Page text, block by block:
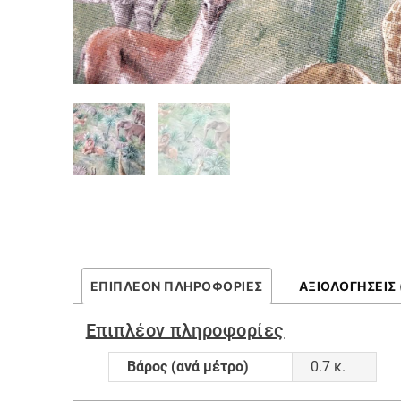
ΕΠΙΠΛΈΟΝ ΠΛΗΡΟΦΟΡΊΕΣ ΑΞΙΟΛΟΓΉΣΕΙΣ
Επιπλέον πληροφορίες
Βάρος (ανά μέτρο) 0.7 κ.